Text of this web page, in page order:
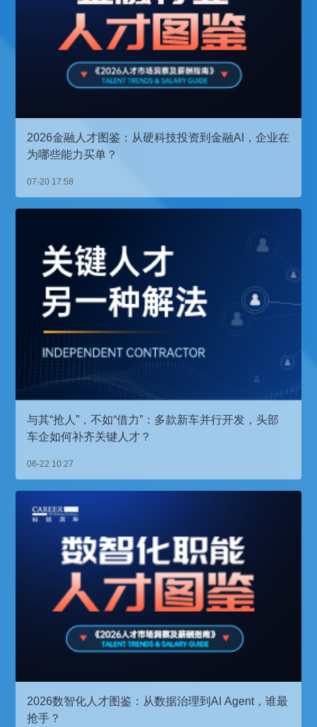
2026金融人才图鉴：从硬科技投资到金融AI，企业在
为哪些能力买单？
07-20 17:58
与其“抢人”，不如“借力”：多款新车并行开发，头部
车企如何补齐关键人才？
06-22 10:27
2026数智化人才图鉴：从数据治理到AI Agent，谁最
抢手？